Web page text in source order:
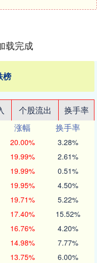
载完成
榜
个股流出
换手率
涨幅
换手率
20.00% 3.28%
19.99% 2.61%
19.99% 0.51%
19.95% 4.50%
19.71% 5.22%
17.40% 15.52%
16.76% 4.20%
14.98% 7.77%
13.75% 6.00%